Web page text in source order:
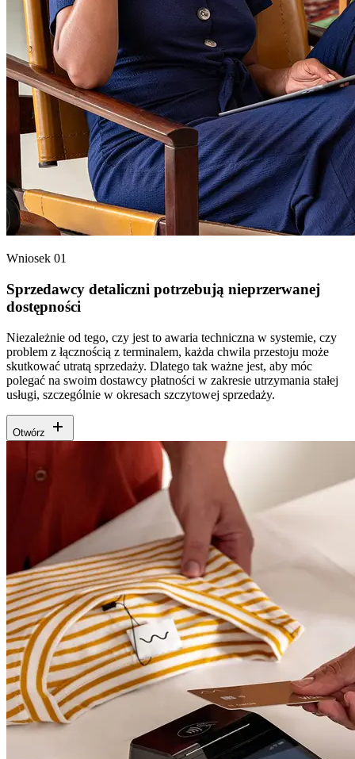
Wniosek 01
Sprzedawcy detaliczni potrzebują nieprzerwanej
dostępności
Niezależnie od tego, czy jest to awaria techniczna w systemie, czy
problem z łącznością z terminalem, każda chwila przestoju może
skutkować utratą sprzedaży. Dlatego tak ważne jest, aby móc
polegać na swoim dostawcy płatności w zakresie utrzymania stałej
usługi, szczególnie w okresach szczytowej sprzedaży.
Otwórz